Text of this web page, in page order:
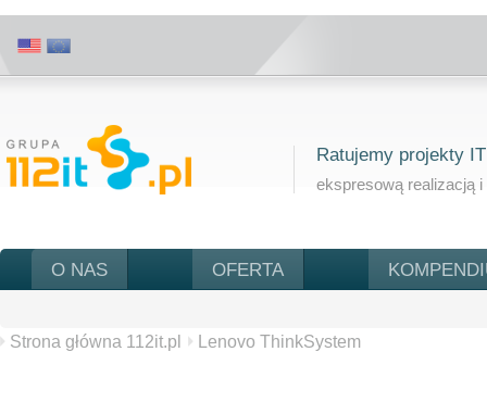
Ratujemy projekty IT
ekspresową realizacją i
O NAS OFERTA
Strona główna 112it.pl Lenovo ThinkSystem